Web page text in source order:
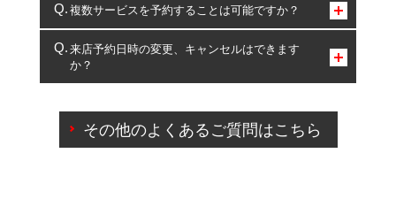
コクピット・タイヤ館のみとなります。
複数サービスを予約することは可能ですか？
複数サービスのご予約は可能です。
一部の商品・サービスの組み合わせに限り、同時にご予約が
出来ないものもございます。
来店予約日時の変更、キャンセルはできます
か？
ご来店予約日の3営業日前を過ぎている場合のご予約
の日時変更につきましては、直接ご予約の店舗まで
その他のよくあるご質問はこちら